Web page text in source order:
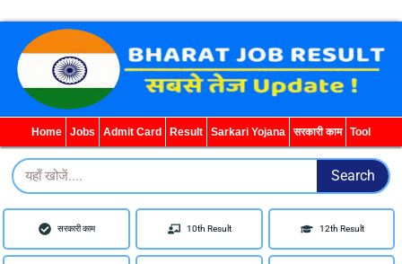
Home Jobs Admit Card Result Sarkari Yojana सरकारी काम Tool
Search Search
सरकारी काम 10th Result 12th Result
WhatsApp TelegramYouTube Facebook